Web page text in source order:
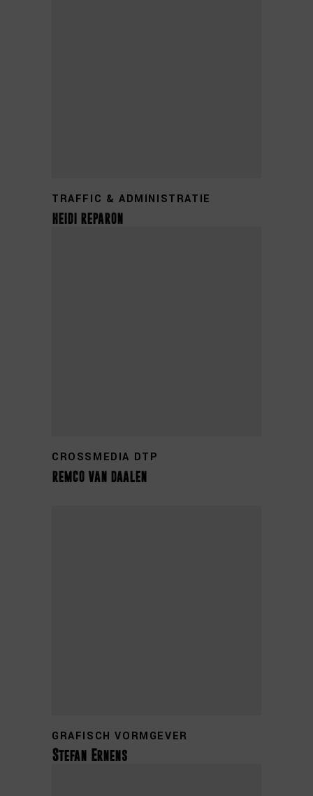
TRAFFIC & ADMINISTRATIE
heidi reparon
CROSSMEDIA DTP
remco van daalen
GRAFISCH VORMGEVER
Stefan Ernens